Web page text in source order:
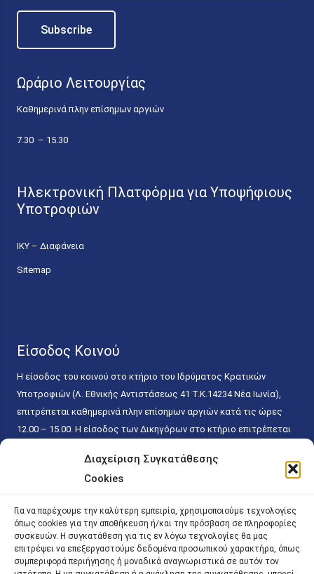
Διαχείριση Συγκατάθεσης
Cookies
Για να παρέχουμε την καλύτερη εμπειρία, χρησιμοποιούμε τεχνολογίες
όπως cookies για την αποθήκευση ή/και την πρόσβαση σε πληροφορίες
συσκευών. Η συγκατάθεση για τις εν λόγω τεχνολογίες θα μας
επιτρέψει να επεξεργαστούμε δεδομένα προσωπικού χαρακτήρα, όπως
συμπεριφορά περιήγησης ή μοναδικά αναγνωριστικά σε αυτόν τον
Ωράριο Λειτουργίας
Καθημερινά πλην επίσημων αργιών
7.30 – 15.30
Ηλεκτρονική Πλατφόρμα για Υποψήφιους
Υποτροφιών
ΙΚΥ – Διαφάνεια
Sitemap
Είσοδος Κοινού
Η είσοδος του κοινού στο κτήριο του Ιδρύματος Κρατικών
Υποτροφιών (Λ. Εθνικής Αντιστάσεως 41 T.K.14234 Νέα Ιωνία),
επιτρέπεται καθημερινά πλην επίσημων αργιών κατά τις ώρες
12.00 – 15.00. Η είσοδος των Δικηγόρων στο κτήριο επιτρέπεται
κάθε εργάσιμη ημέρα και ώρα χωρίς κανέναν χρονικό ή άλλο
περιορισμό. Η είσοδος του κοινού ειδικά στο γραφείο του
15.00. Η εξυπηρέτηση του κοινού πραγματοποιείται βάσει των
παγίων ισχυουσών διατάξεων. Για την αποφυγή συνωστισμού
εντός του εσωτερικού χώρου εξυπηρέτησης και αναμονής του
κοινού, η εξυπηρέτησή του δύναται να πραγματοποιείται κατόπιν